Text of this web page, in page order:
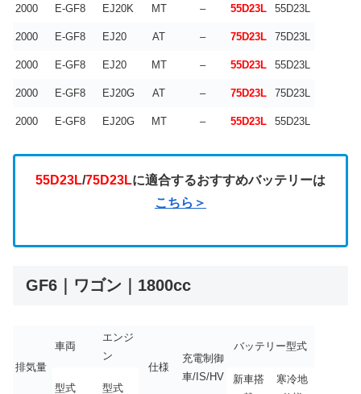
2000 E-GF8 EJ20K MT – 55D23L 55D23L
2000 E-GF8 EJ20 AT – 75D23L 75D23L
2000 E-GF8 EJ20 MT – 55D23L 55D23L
2000 E-GF8 EJ20G AT – 75D23L 75D23L
2000 E-GF8 EJ20G MT – 55D23L 55D23L
55D23L/75D23Lに適合するおすすめバッテリーは
こちら＞
GF6｜ワゴン｜1800cc
排気量
車両
エンジ
ン
仕様
充電制御
車/IS/HV
バッテリー型式
型式 型式
新車搭
寒冷地